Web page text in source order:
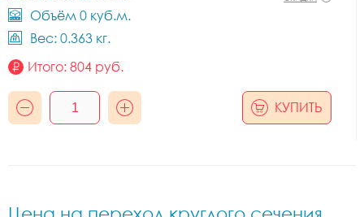
Объём 0 куб.м.
Вес: 0.363 кг.
Итого: 804 руб.
КУПИТЬ